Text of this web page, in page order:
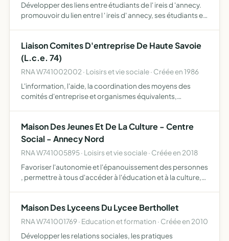
Développer des liens entre étudiants de l' ireis d 'annecy.
promouvoir du lien entre l ' ireis d' annecy, ses étudiants et
Liaison Comites D'entreprise De Haute Savoie
(L.c.e. 74)
RNA W741002002 · Loisirs et vie sociale · Créée en 1986
L'information, l'aide, la coordination des moyens des
comités d'entreprise et organismes équivalents,
dans…
Maison Des Jeunes Et De La Culture - Centre
Social - Annecy Nord
RNA W741005895 · Loisirs et vie sociale · Créée en 2018
Favoriser l'autonomie et l'épanouissement des personnes
, permettre à tous d'accéder à l'éducation et à la culture,
Maison Des Lyceens Du Lycee Berthollet
RNA W741001769 · Education et formation · Créée en 2010
Développer les relations sociales, les pratiques